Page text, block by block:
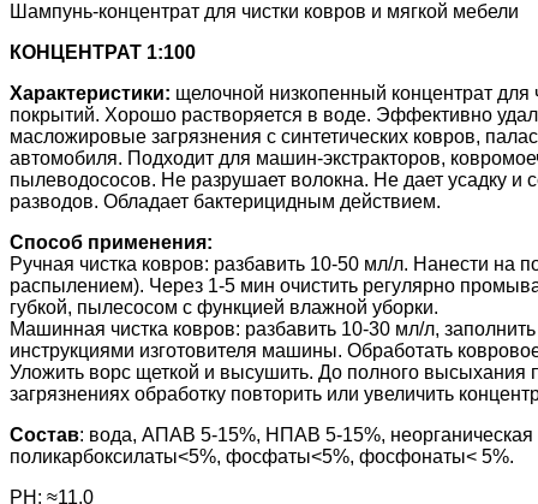
Шампунь-концентрат для чистки ковров и мягкой мебели
КОНЦЕНТРАТ 1:100
Характеристики: щелочной низкопенный концентрат для
покрытий. Хорошо растворяется в воде. Эффективно
масложировые загрязнения с синтетических ковров,
автомобиля. Подходит для машин-экстракторов,
пылеводососов. Не разрушает волокна. Не дает усадку и
разводов. Обладает бактерицидным действием.
Способ применения:
Ручная чистка ковров: разбавить 10-50 мл/л. Нанести на
распылением). Через 1-5 мин очистить регулярно
губкой, пылесосом с функцией влажной уборки.
Машинная чистка ковров: разбавить 10-30 мл/л,
инструкциями изготовителя машины. Обработать
Уложить ворс щеткой и высушить. До полного высыхания
загрязнениях обработку повторить или увеличить
Состав: вода, АПАВ 5-15%, НПАВ 5-15%, неорганическая
поликарбоксилаты<5%, фосфаты<5%, фосфонаты< 5%.
PH: ≈11,0